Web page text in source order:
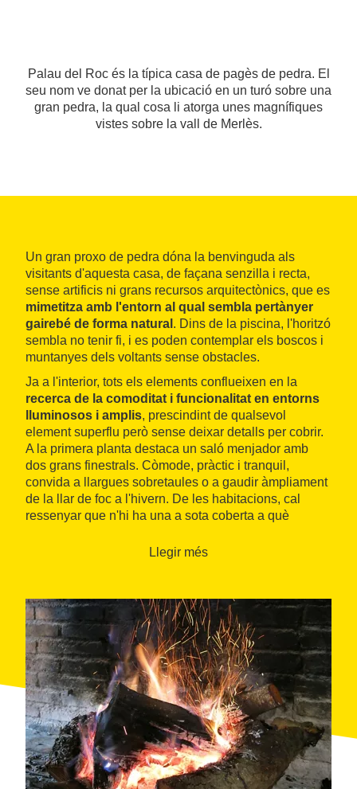
Palau del Roc és la típica casa de pagès de pedra. El
seu nom ve donat per la ubicació en un turó sobre una
gran pedra, la qual cosa li atorga unes magnífiques
vistes sobre la vall de Merlès.
Un gran proxo de pedra dóna la benvinguda als
visitants d'aquesta casa, de façana senzilla i recta,
sense artificis ni grans recursos arquitectònics, que es
mimetitza amb l'entorn al qual sembla pertànyer
gairebé de forma natural . Dins de la piscina, l'horitzó
sembla no tenir fi, i es poden contemplar els boscos i
muntanyes dels voltants sense obstacles.
Ja a l'interior, tots els elements conflueixen en la
recerca de la comoditat i funcionalitat en entorns
lluminosos i amplis, prescindint de qualsevol
element superflu però sense deixar detalls per cobrir.
A la primera planta destaca un saló menjador amb
dos grans finestrals. Còmode, pràctic i tranquil,
convida a llargues sobretaules o a gaudir àmpliament
de la llar de foc a l'hivern. De les habitacions, cal
ressenyar que n'hi ha una a sota coberta a què
espai amb més llits. Tots els sostres de Palau del Roc
Llegir més